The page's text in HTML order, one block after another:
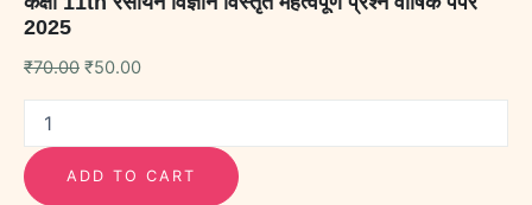
2025
₹70.00 ₹50.00
ADD TO CART